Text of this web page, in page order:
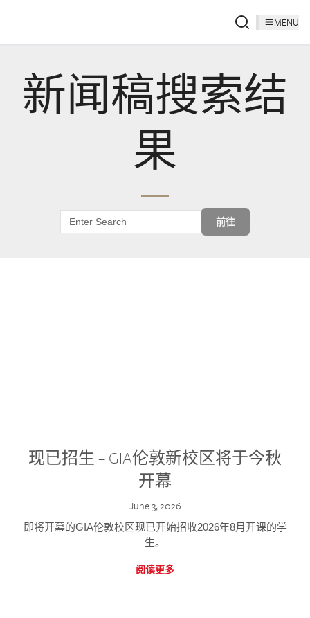
MENU
新闻稿搜索结
果
前往
现已招生 – GIA伦敦新校区将于今秋
开幕
June 3, 2026
即将开幕的GIA伦敦校区现已开始招收2026年8月开课的学
生。
阅读更多